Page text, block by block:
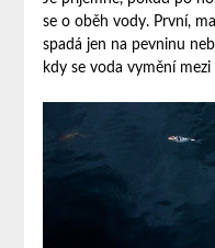
se o oběh vody. První,
spadá jen na pevninu
kdy se voda vymění